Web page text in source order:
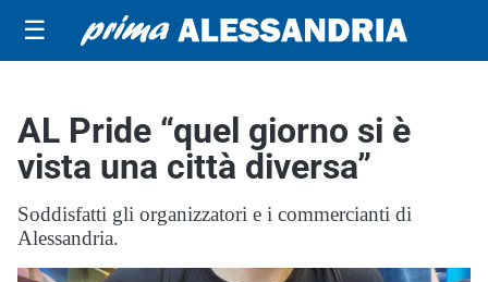
☰
AL Pride “quel giorno si è
vista una città diversa”
Soddisfatti gli organizzatori e i commercianti di
Alessandria.